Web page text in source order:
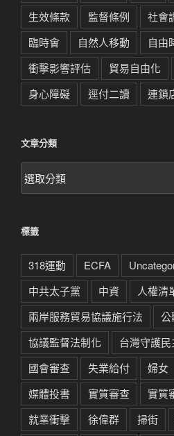
生效條款
監督條例 社會
臨時會
自然人移動 自由
衝擊影響評估
貿易自由化
身心障礙
逕付二讀 連鎖
文章分類
文
章
標籤
318運動 ECFA
中共太子黨
中資
人權清
兩岸服務貿易協議施行法
協議監督法制化
台灣守護
國會審查
失業給付 婦女
媒體投書
實質審查 實質
就業衝擊
徐偉群 掃街